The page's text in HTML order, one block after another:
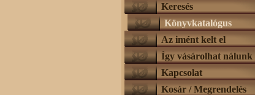
Keresés
Könyvkatalógus
Az imént kelt el
Így vásárolhat nálunk
Kapcsolat
Kosár / Megrendelés